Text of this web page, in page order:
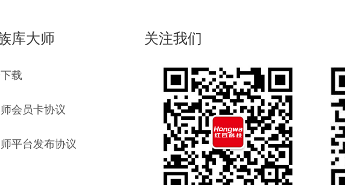
库大师
载
会员卡协议
平台发布协议
关注我们